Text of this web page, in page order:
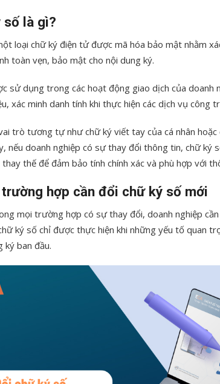
số là gì?
loại chữ ký điện tử được mã hóa bảo mật nhằm
toàn vẹn, bảo mật cho nội dung ký.
sử dụng trong các hoạt động giao dịch của doanh
xác minh danh tính khi thực hiện các dịch vụ công
trò tương tự như chữ ký viết tay của cá nhân hoặc
nếu doanh nghiệp có sự thay đổi thông tin, chữ ký
thế để đảm bảo tính chính xác và phù hợp với
hợp cần đổi chữ ký số mới
mọi trường hợp có sự thay đổi, doanh nghiệp
ký số chỉ được thực hiện khi những yếu tố quan
ký ban đầu.